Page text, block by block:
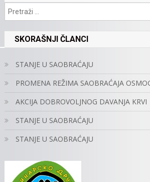
SKORAŠNJI ČLANCI
STANJE U SAOBRAĆAJU
PROMENA REŽIMA SAOBRAĆAJA
AKCIJA DOBROVOLJNOG DAVANJA KRVI
STANJE U SAOBRAĆAJU
STANJE U SAOBRAĆAJU